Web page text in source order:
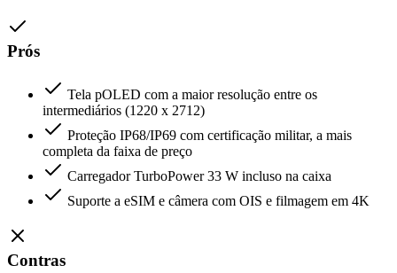
Prós
Tela pOLED com a maior resolução entre os
intermediários (1220 x 2712)
Proteção IP68/IP69 com certificação militar, a mais
completa da faixa de preço
Carregador TurboPower 33 W incluso na caixa
Suporte a eSIM e câmera com OIS e filmagem em 4K
Contras